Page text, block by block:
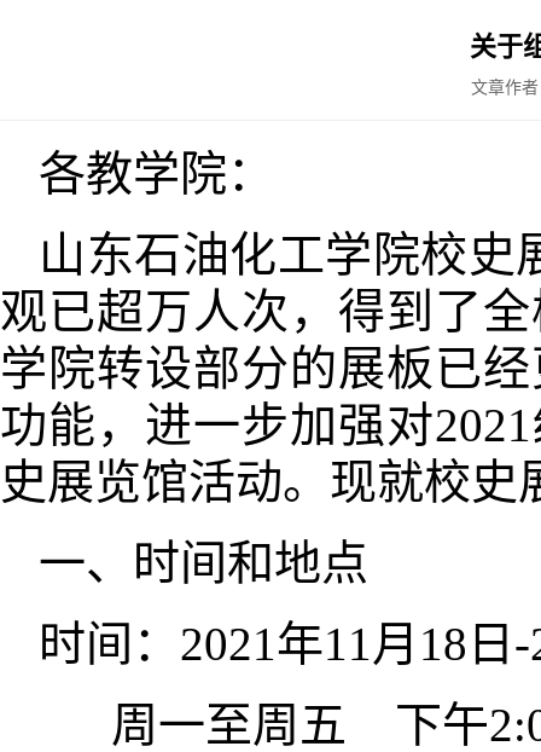
关于
文章作
各教学院：
山东石油化工学院校史
观已超万人次，得到了
学院转设部分的展板已
功能，进一步加强对
史展览馆活动。现就校
一、时间和地点
时间：2021年11月18
周一至周五 下午